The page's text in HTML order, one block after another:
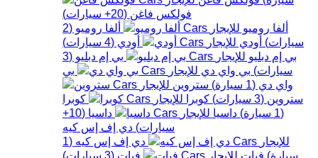
فولكس فاغن (
20+ سيارات)
ألفا روميو
ألفا روميو (
2
سيارات) أودي أودي (
4 سيارات)
بي إم دبليو
بي إم دبليو (
3
سيارات) بي واي دي
بي
واي دي (
1 سيارة) ستروين
ستروين (
3 سيارات) كوبرا
كوبرا
(
1 سيارة) داسيا داسيا (
10+
سيارات) دي إف إس كيه
دي إف إس كيه (
1